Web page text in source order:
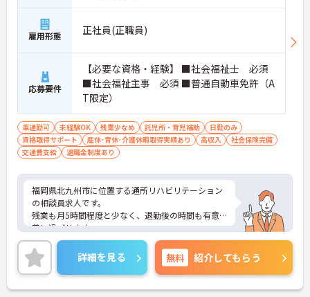
雇用形態 正社員(正職員)
応募要件
【必要な資格・経験】 ■社会福祉士 必須
■社会福祉主事 必須 ■普通自動車免許（A
T限定）
車通勤可 未経験OK 残業少なめ 託児所・育児補助
日勤のみ
資格取得サポート
産休･育休･介護休暇取得実績あり 高収入
社会保険完備
交通費支給
退職金制度あり
福岡県北九州市に位置する通所リハビリテーション
の相談員求人です。
残業も月5時間程度と少なく、退勤後の時間も有意
義に過ごせます。
手当も充実しており、企業内保育所もあるため子育
て中の方も働きやすい環境です◎
ご興味のある方には、面接対策ポイントなど、さら
に詳細をお話しいたしますので、お気軽にご相談く
ださい。
詳細を見る 無料 紹介してもらう